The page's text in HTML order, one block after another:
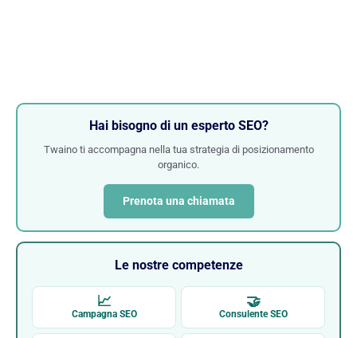
Hai bisogno di un esperto SEO?
Twaino ti accompagna nella tua strategia di posizionamento
organico.
Prenota una chiamata
Le nostre competenze
📈
Campagna SEO
🤝
Consulente SEO